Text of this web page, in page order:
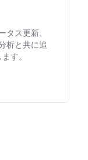
タス更新、
析と共に追
す。